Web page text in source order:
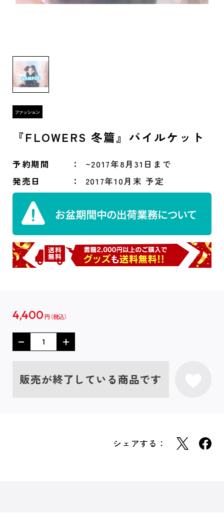
『FLOWERS 冬篇』パイルケット
予約期間
~2017年8月31日まで
発売日
2017年10月末 予定
4,400 円
販売が終了している商品です
シェアする：